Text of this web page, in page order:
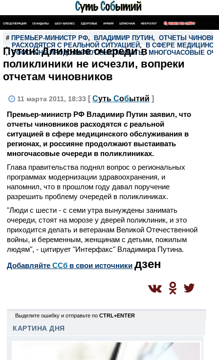
СПЕЦОПЕРАЦИЯ СКАНДАЛЫ ШОУ-БИЗНЕС ЗДОРОВЬЕ АРМИЯ ШПИОНАЖ НЕКРОЛОГ ПОИСК ПО САЙТУ
# ПРЕМЬЕР-МИНИСТР РФ, ВЛАДИМИР ПУТИН , ОТЧЕТЫ
,
РАСХОДЯТСЯ С РЕАЛЬНОЙ СИТУАЦИЕЙ,
В СФЕРЕ
,РОССИЯНЕ ПРОДОЛЖАЮТ ВЫСТАИВАТЬ, МНОГОЧАСОВЫЕ
Путин: Длинные очереди в
поликлиники не исчезли, вопреки
отчетам чиновников
11 марта 2011, 18:33 [ Суть Событий ]
Премьер-министр РФ Владимир Путин заявил, что
отчеты чиновников расходятся с реальной
ситуацией в сфере медицинского обслуживания в
регионах, и россияне продолжают выстаивать
многочасовые очереди в поликлиниках.
Глава правительства поднял вопрос о региональных
программах модернизации здравоохранения, и
напомнил, что в прошлом году давал поручение
разрешить проблему очередей в поликлиниках.
"Люди с шести - с семи утра вынуждены занимать
очереди, стоят на морозе у дверей поликлиник, и это
приходится делать и ветеранам Великой Отечественной
войны, и беременным, женщинам с детьми, пожилым
людям", - цитирует "Интерфакс" Владимира Путина.
Добавляйте CСб в свои источники дзен
Выделите ошибку и отправьте по CTRL+ENTER
КАРТИНА ДНЯ